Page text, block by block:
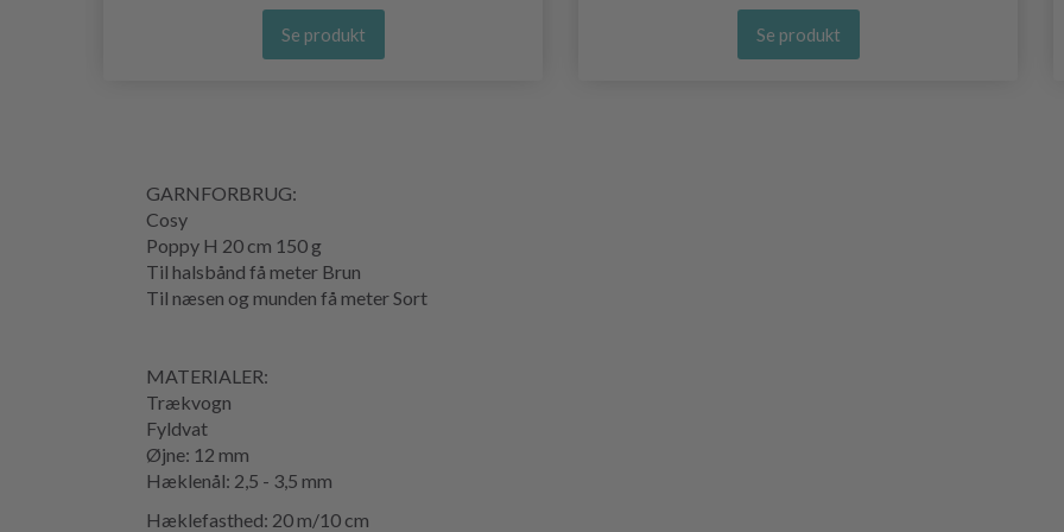
Se produkt Se produkt
GARNFORBRUG:
Cosy
Poppy H 20 cm 150 g
Til halsbånd få meter Brun
Til næsen og munden få meter Sort
MATERIALER:
Trækvogn
Fyldvat
Øjne: 12 mm
Hæklenål: 2,5 - 3,5 mm
Hæklefasthed: 20 m/10 cm